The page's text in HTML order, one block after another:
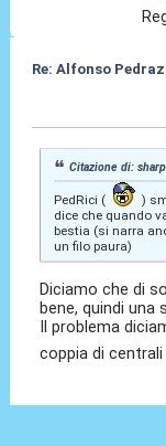
Re: Alfonso
Citazione di:
PedRici (
)
dice che quando
bestia (si narra
un filo paura)
Diciamo che di
bene, quindi
Il problema
coppia di